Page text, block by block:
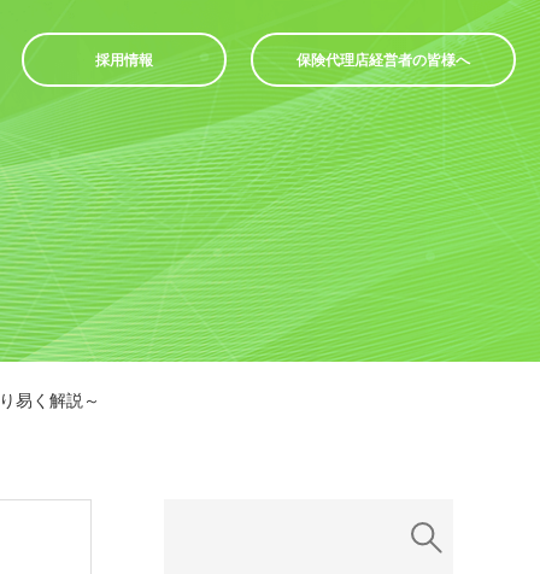
採用情報 保険代理店経営者の皆様へ
易く解説～